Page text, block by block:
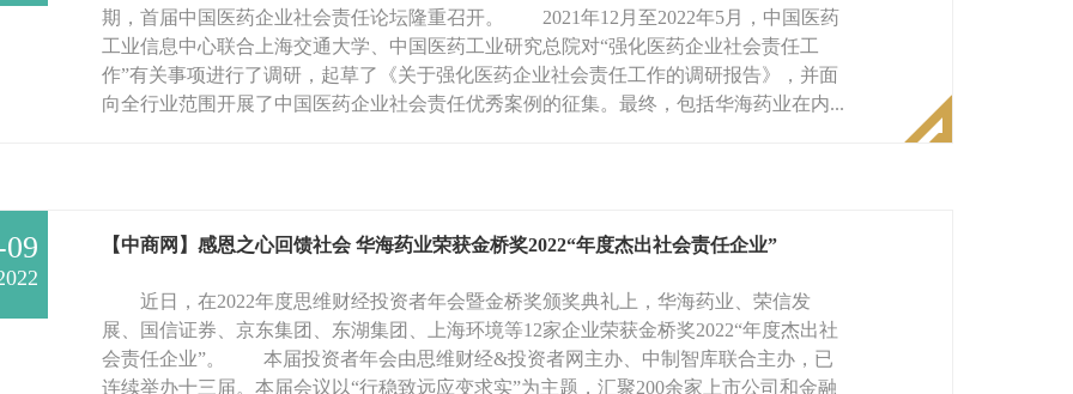
期，首届中国医药企业社会责任论坛隆重召开。 2021年12月至2022年5月，中国医药
工业信息中心联合上海交通大学、中国医药工业研究总院对“强化医药企业社会责任工
作”有关事项进行了调研，起草了《关于强化医药企业社会责任工作的调研报告》，并面
向全行业范围开展了中国医药企业社会责任优秀案例的征集。最终，包括华海药业在内...
【中商网】感恩之心回馈社会 华海药业荣获金桥奖2022“年度杰出社会责任企业”
近日，在2022年度思维财经投资者年会暨金桥奖颁奖典礼上，华海药业、荣信发
展、国信证券、京东集团、东湖集团、上海环境等12家企业荣获金桥奖2022“年度杰出社
会责任企业”。 本届投资者年会由思维财经&投资者网主办、中制智库联合主办，已
连续举办十三届。本届会议以“行稳致远应变求实”为主题，汇聚200余家上市公司和金融